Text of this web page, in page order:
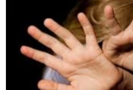
TÜRKMENÇE